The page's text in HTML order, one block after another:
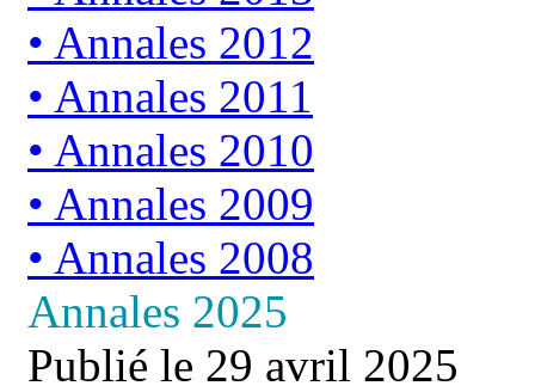
Annales 2012
Annales 2011
Annales 2010
Annales 2009
Annales 2008
Annales 2025
Publié le 29 avril 2025